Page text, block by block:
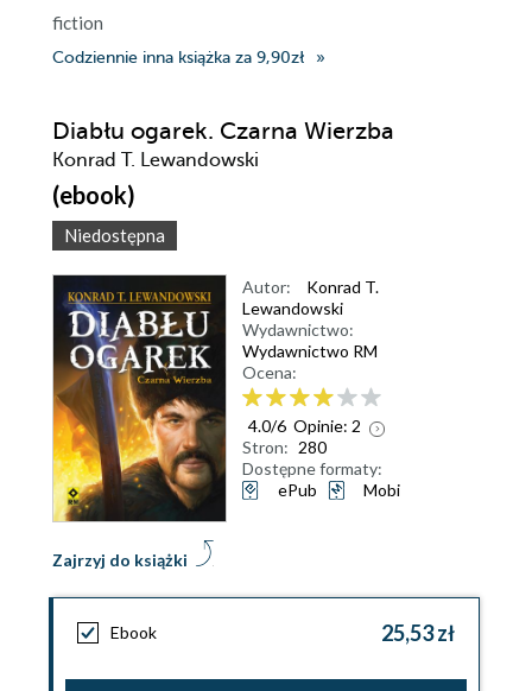
fiction
Codziennie inna książka za 9,90zł
Diabłu ogarek. Czarna Wierzba
Konrad T. Lewandowski
(ebook)
Niedostępna
Zajrzyj do książki
Autor:
Konrad T.
Lewandowski
Wydawnictwo:
Wydawnictwo RM
Ocena:
4.0/6 Opinie: 2
Stron: 280
Dostępne formaty:
ePub
Mobi
Ebook 25,53 zł